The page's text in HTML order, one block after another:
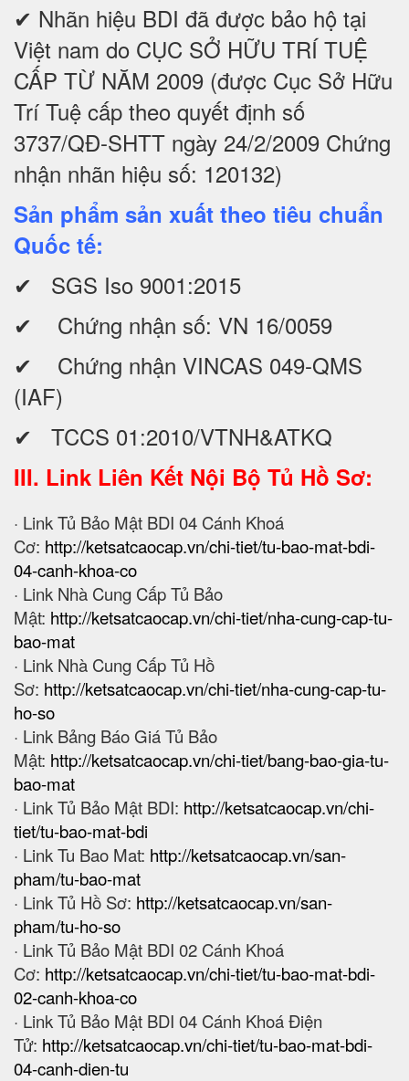
✔ Nhãn hiệu BDI đã được bảo hộ tại
Việt nam do CỤC SỞ HỮU TRÍ TUỆ
CẤP TỪ NĂM 2009 (được Cục Sở Hữu
Trí Tuệ cấp theo quyết định số
3737/QĐ-SHTT ngày 24/2/2009 Chứng
nhận nhãn hiệu số: 120132)
Sản phẩm sản xuất theo tiêu chuẩn
Quốc tế:
✔ SGS Iso 9001:2015
✔ Chứng nhận số: VN 16/0059
✔ Chứng nhận VINCAS 049-QMS
(IAF)
✔ TCCS 01:2010/VTNH&ATKQ
III. Link Liên Kết Nội Bộ Tủ Hồ Sơ:
· Link Tủ Bảo Mật BDI 04 Cánh Khoá
Cơ: http://ketsatcaocap.vn/chi-tiet/tu-bao-mat-bdi-
04-canh-khoa-co
· Link Nhà Cung Cấp Tủ Bảo
Mật: http://ketsatcaocap.vn/chi-tiet/nha-cung-cap-tu-
bao-mat
· Link Nhà Cung Cấp Tủ Hồ
Sơ: http://ketsatcaocap.vn/chi-tiet/nha-cung-cap-tu-
ho-so
· Link Bảng Báo Giá Tủ Bảo
Mật: http://ketsatcaocap.vn/chi-tiet/bang-bao-gia-tu-
bao-mat
· Link Tủ Bảo Mật BDI: http://ketsatcaocap.vn/chi-
tiet/tu-bao-mat-bdi
· Link Tu Bao Mat: http://ketsatcaocap.vn/san-
pham/tu-bao-mat
· Link Tủ Hồ Sơ: http://ketsatcaocap.vn/san-
pham/tu-ho-so
· Link Tủ Bảo Mật BDI 02 Cánh Khoá
Cơ: http://ketsatcaocap.vn/chi-tiet/tu-bao-mat-bdi-
02-canh-khoa-co
· Link Tủ Bảo Mật BDI 04 Cánh Khoá Điện
Tử: http://ketsatcaocap.vn/chi-tiet/tu-bao-mat-bdi-
04-canh-dien-tu